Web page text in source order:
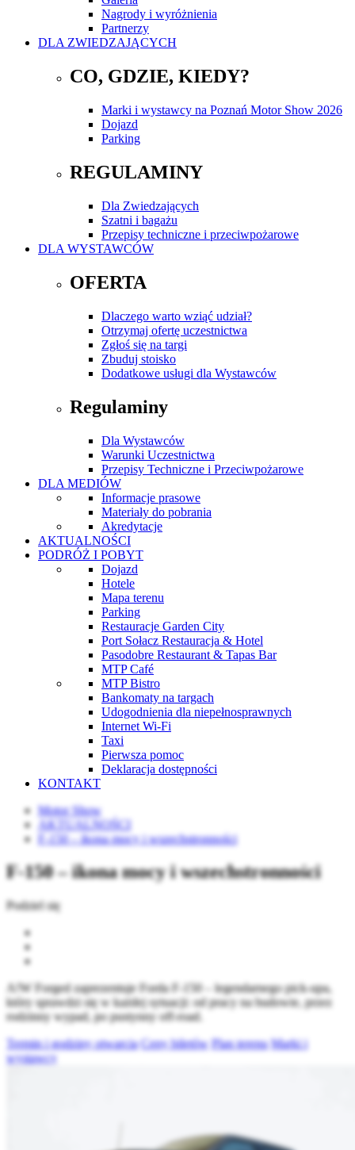
Nagrody i wyróżnienia
Partnerzy
DLA ZWIEDZAJĄCYCH
CO, GDZIE, KIEDY?
Marki i wystawcy na Poznań Motor Show 2026
Dojazd
Parking
REGULAMINY
Dla Zwiedzających
Szatni i bagażu
Przepisy techniczne i przeciwpożarowe
DLA WYSTAWCÓW
OFERTA
Dlaczego warto wziąć udział?
Otrzymaj ofertę uczestnictwa
Zgłoś się na targi
Zbuduj stoisko
Dodatkowe usługi dla Wystawców
Regulaminy
Dla Wystawców
Warunki Uczestnictwa
Przepisy Techniczne i Przeciwpożarowe
DLA MEDIÓW
Informacje prasowe
Materiały do pobrania
Akredytacje
AKTUALNOŚCI
PODRÓŻ I POBYT
Dojazd
Hotele
Mapa terenu
Parking
Restauracje Garden City
Port Sołacz Restauracja & Hotel
Pasodobre Restaurant & Tapas Bar
MTP Café
MTP Bistro
Bankomaty na targach
Udogodnienia dla niepełnosprawnych
Internet Wi-Fi
Taxi
Pierwsza pomoc
Deklaracja dostępności
KONTAKT
Motor Show
AKTUALNOŚCI
F-150 – ikona mocy i wszechstronności
F-150 – ikona mocy i wszechstronności
Podziel się
A!W Forged zaprezentuje Forda F-150 – legendarnego pick-upa,
który sprawdzi się w każdej sytuacji: od pracy na budowie, przez
rodzinny wypad, po pustynny off-road.
Termin i godziny otwarcia Ceny biletów Plan terenu Marki i
wystawcy